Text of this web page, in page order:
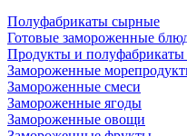
Полуфабрикаты сырные
Готовые замороженные
Продукты и полуфабрикаты
Замороженные
Замороженные смеси
Замороженные ягоды
Замороженные овощи